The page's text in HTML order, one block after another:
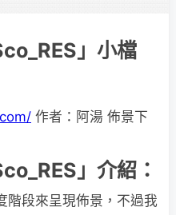
」小檔
作者：阿湯 佈景下
」介紹：
階段來呈現佈景，不過我